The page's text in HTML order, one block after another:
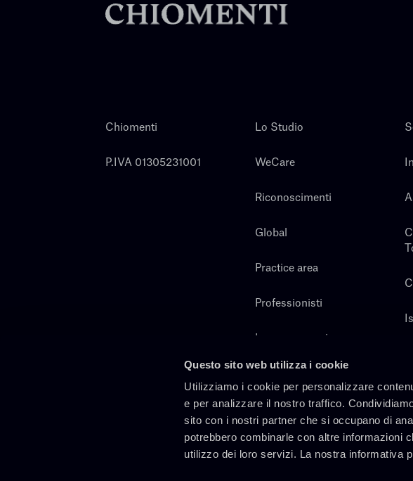
Questo sito web utilizza i cookie
Utilizziamo i cookie per personalizzare
e per analizzare il nostro traffico.
sito con i nostri partner che si occupano di
potrebbero combinarle con altre informazioni
utilizzo dei loro servizi. La nostra informativa
Chiomenti
P.IVA 01305231001
Lo Studio
WeCare
Riconoscimenti
Global
Practice area
Professionisti
Lavora con noi